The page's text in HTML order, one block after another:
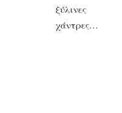
ξύλινες
χάντρες…